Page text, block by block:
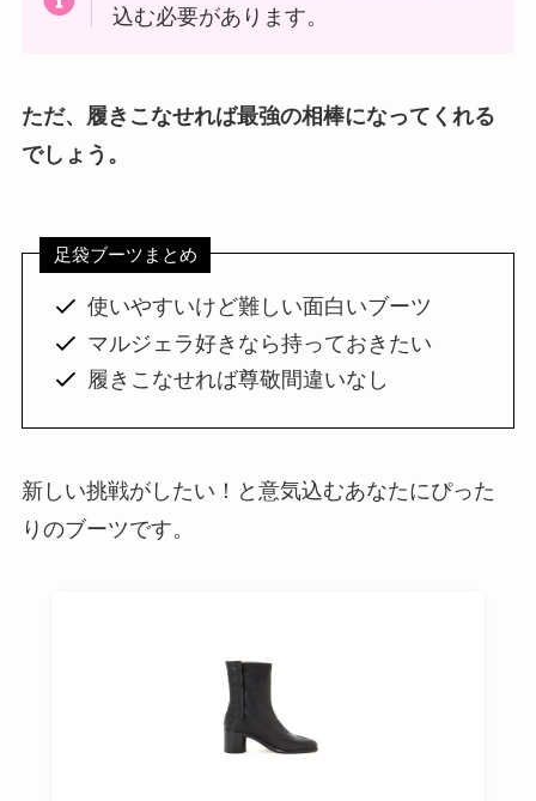
込む必要があります。
ただ、履きこなせれば最強の相棒になってくれる
でしょう。
足袋ブーツまとめ
使いやすいけど難しい面白いブーツ
マルジェラ好きなら持っておきたい
履きこなせれば尊敬間違いなし
新しい挑戦がしたい！と意気込むあなたにぴった
りのブーツです。